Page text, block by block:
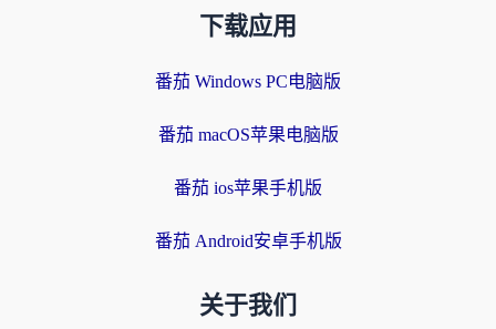
下载应用
番茄 Windows PC电脑版
番茄 macOS苹果电脑版
番茄 ios苹果手机版
番茄 Android安卓手机版
关于我们